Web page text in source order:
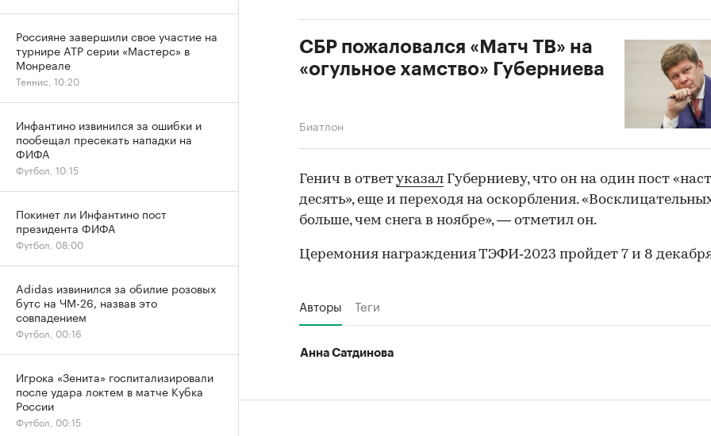
00:00 / 00:00
СБР пожаловался «Матч ТВ» на
«огульное хамство» Губерниева
Биатлон
Генич в ответуказал Губерниеву, что он на один пост
десять», еще и переходя на оскорбления.
больше, чем снега в ноябре», — отметил он.
Церемония награждения ТЭФИ‑2023 пройдет 7 и 8
Авторы Теги
Анна Сатдинова
Россияне завершили свое участие на
турнире ATP серии «Мастерс» в
Монреале
Теннис, 10:20
Инфантино извинился за ошибки и
пообещал пресекать нападки на
ФИФА
Футбол, 10:15
Покинет ли Инфантино пост
президента ФИФА
Футбол, 08:00
Adidas извинился за обилие розовых
бутс на ЧМ-26, назвав это
совпадением
Футбол, 00:16
Игрока «Зенита» госпитализировали
после удара локтем в матче Кубка
России
Футбол, 00:15